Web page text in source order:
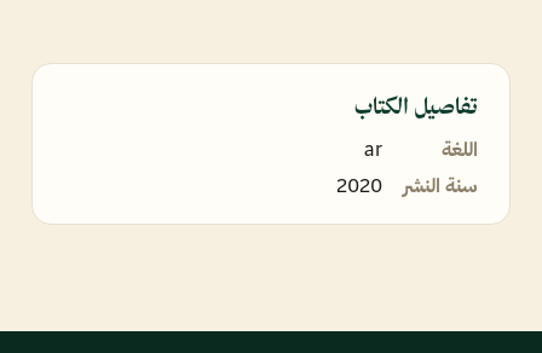
تفاصيل الكتاب
اللغة
ar
سنة النشر
2020